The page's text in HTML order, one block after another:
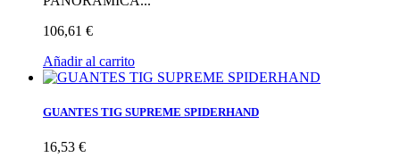
106,61 €
Añadir al carrito
GUANTES TIG SUPREME SPIDERHAND
16,53 €